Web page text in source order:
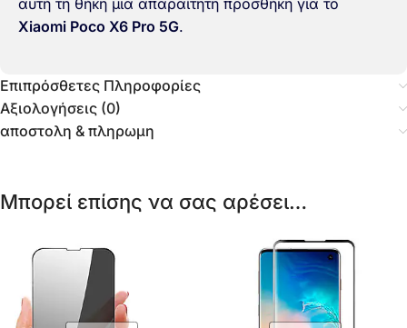
αυτή τη θήκη μια απαραίτητη προσθήκη για το
Xiaomi Poco X6 Pro 5G.
Επιπρόσθετες Πληροφορίες
Αξιολογήσεις (0)
αποστολη & πληρωμη
Μπορεί επίσης να σας αρέσει…